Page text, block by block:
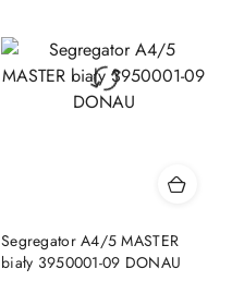
Segregator A4/5 MASTER
biały 3950001-09 DONAU